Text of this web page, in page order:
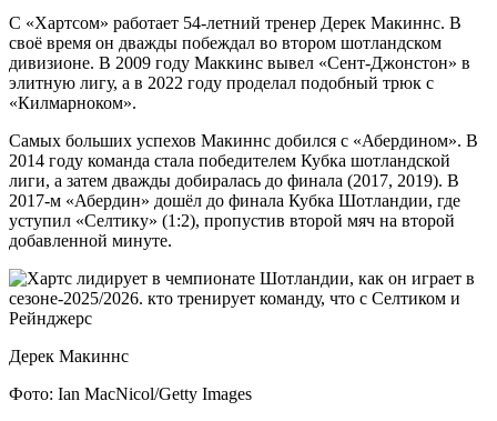
С «Хартсом» работает 54-летний тренер Дерек Макиннс. В
своё время он дважды побеждал во втором шотландском
дивизионе. В 2009 году Маккинс вывел «Сент-Джонстон» в
элитную лигу, а в 2022 году проделал подобный трюк с
«Килмарноком».
Самых больших успехов Макиннс добился с «Абердином». В
2014 году команда стала победителем Кубка шотландской
лиги, а затем дважды добиралась до финала (2017, 2019). В
2017-м «Абердин» дошёл до финала Кубка Шотландии, где
уступил «Селтику» (1:2), пропустив второй мяч на второй
добавленной минуте.
Дерек Макиннс
Фото: Ian MacNicol/Getty Images